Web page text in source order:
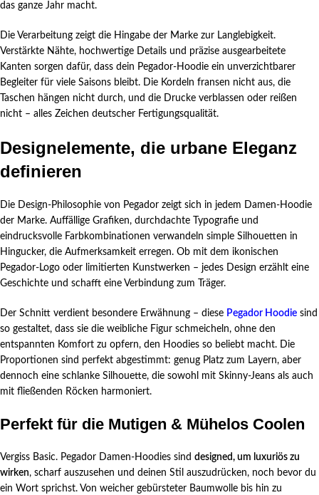
das ganze Jahr macht.
Die Verarbeitung zeigt die Hingabe der Marke zur Langlebigkeit.
Verstärkte Nähte, hochwertige Details und präzise ausgearbeitete
Kanten sorgen dafür, dass dein Pegador-Hoodie ein unverzichtbarer
Begleiter für viele Saisons bleibt. Die Kordeln fransen nicht aus, die
Taschen hängen nicht durch, und die Drucke verblassen oder reißen
nicht – alles Zeichen deutscher Fertigungsqualität.
Designelemente, die urbane Eleganz
definieren
Die Design-Philosophie von Pegador zeigt sich in jedem Damen-Hoodie
der Marke. Auffällige Grafiken, durchdachte Typografie und
eindrucksvolle Farbkombinationen verwandeln simple Silhouetten in
Hingucker, die Aufmerksamkeit erregen. Ob mit dem ikonischen
Pegador-Logo oder limitierten Kunstwerken – jedes Design erzählt eine
Geschichte und schafft eine Verbindung zum Träger.
Der Schnitt verdient besondere Erwähnung – diese Pegador Hoodie sind
so gestaltet, dass sie die weibliche Figur schmeicheln, ohne den
entspannten Komfort zu opfern, den Hoodies so beliebt macht. Die
Proportionen sind perfekt abgestimmt: genug Platz zum Layern, aber
dennoch eine schlanke Silhouette, die sowohl mit Skinny-Jeans als auch
mit fließenden Röcken harmoniert.
Perfekt für die Mutigen & Mühelos Coolen
Vergiss Basic. Pegador Damen-Hoodies sind designed, um luxuriös zu
wirken, scharf auszusehen und deinen Stil auszudrücken, noch bevor du
ein Wort sprichst. Von weicher gebürsteter Baumwolle bis hin zu